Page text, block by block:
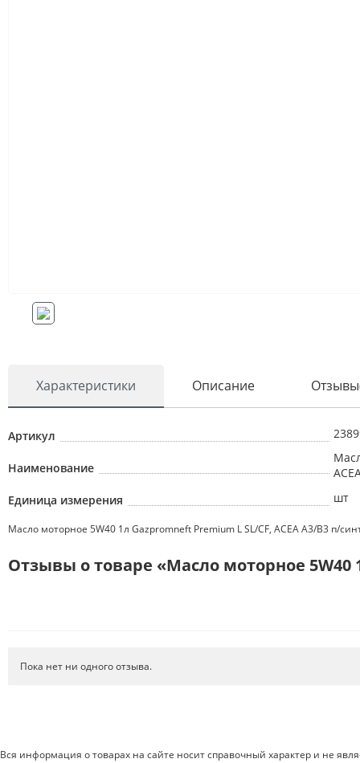
Характеристики Описание
Артикул
Наименование
Единица измерения
шт
Масло моторное 5W40 1л Gazpromneft Premium L SL/CF, ACEA A3/B3 п/
Отзывы о товаре «Масло моторное 5W40
Пока нет ни одного отзыва.
Вся информация о товарах на сайте носит справочный характер и не